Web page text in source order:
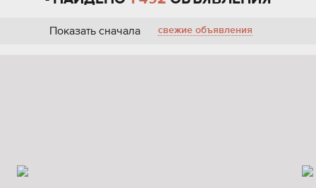
Показать сначала свежие объявления